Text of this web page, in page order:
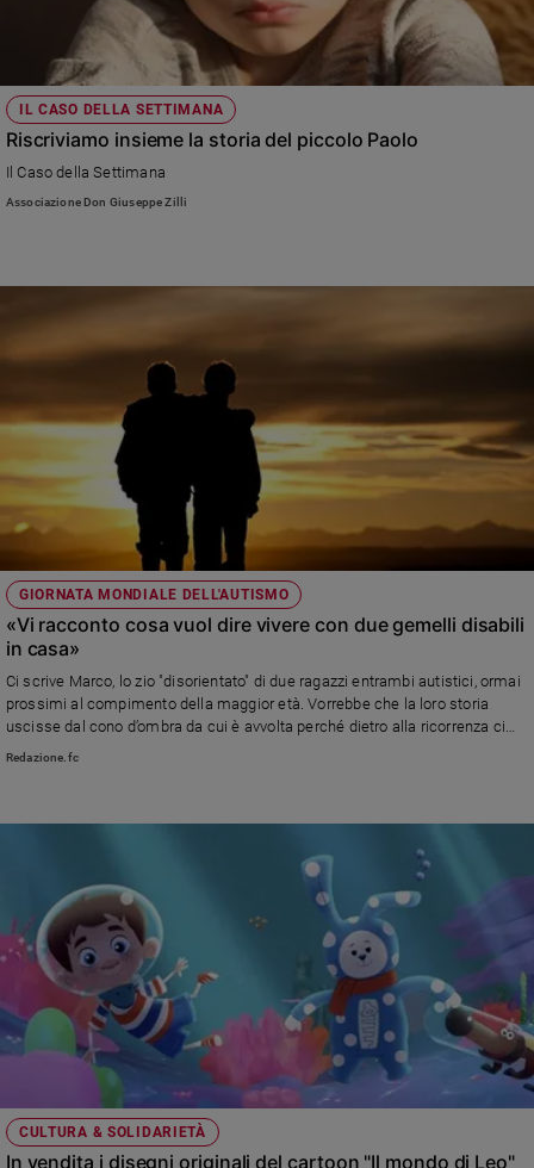
IL CASO DELLA SETTIMANA
Riscriviamo insieme la storia del piccolo Paolo
Il Caso della Settimana
Associazione Don Giuseppe Zilli
GIORNATA MONDIALE DELL'AUTISMO
«Vi racconto cosa vuol dire vivere con due gemelli disabili
in casa»
Ci scrive Marco, lo zio "disorientato" di due ragazzi entrambi autistici, ormai
prossimi al compimento della maggior età. Vorrebbe che la loro storia
uscisse dal cono d’ombra da cui è avvolta perché dietro alla ricorrenza ci
sono volti e nomi. E tanta fatica
Redazione.fc
CULTURA & SOLIDARIETÀ
In vendita i disegni originali del cartoon "Il mondo di Leo"